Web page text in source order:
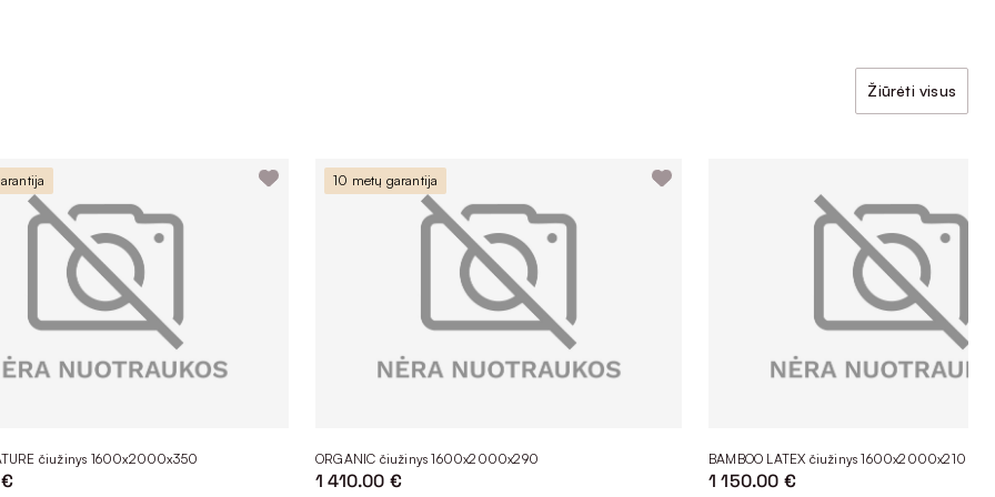
Žiūrėti visus
čiužinys 1600x2000x350
10 metų garantija
ORGANIC čiužinys 1600x2000x290
1 410.00 €
BAMBOO LATEX čiužinys 1600x2000x210
1 150.00 €